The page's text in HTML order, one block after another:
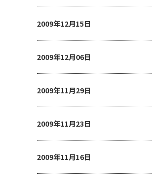
2009年12月15日
2009年12月06日
2009年11月29日
2009年11月23日
2009年11月16日